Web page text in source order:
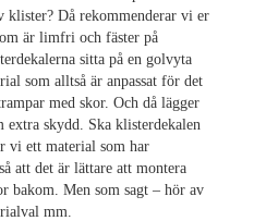
klister? Då rekommenderar vi er
är limfri och fäster på
sitta på en golvyta
som alltså är anpassat för det
med skor. Och då lägger
skydd. Ska klisterdekalen
vi ett material som har
att det är lättare att montera
bakom. Men som sagt – hör av
mm.